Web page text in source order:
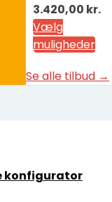
Den
oprindelige
pris
3.800,00 kr..
3.420,00 kr.
Vælg
muligheder
Se alle tilbud →
konfigurator